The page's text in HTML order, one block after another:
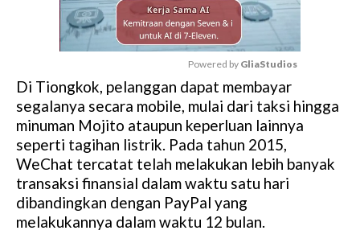
M
u
t
e
Powered by GliaStudios
Di Tiongkok, pelanggan dapat membayar
segalanya secara mobile, mulai dari taksi hingga
minuman Mojito ataupun keperluan lainnya
seperti tagihan listrik. Pada tahun 2015,
WeChat tercatat telah melakukan lebih banyak
transaksi finansial dalam waktu satu hari
dibandingkan dengan PayPal yang
melakukannya dalam waktu 12 bulan.